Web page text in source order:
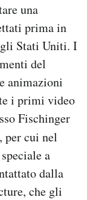
una
prima in
Stati Uniti. I
del
animazioni
i primi video
Fischinger
, per cui nel
a
dalla
che gli